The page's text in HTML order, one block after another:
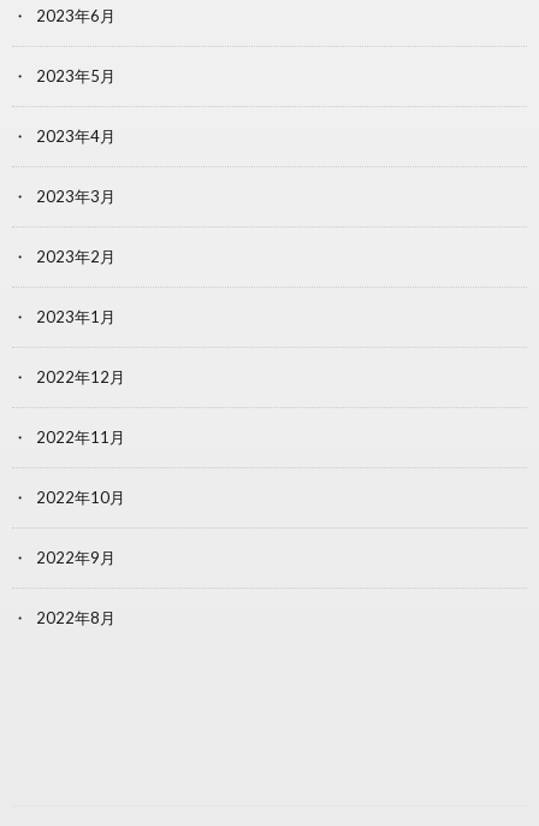
2023年6月
2023年5月
2023年4月
2023年3月
2023年2月
2023年1月
2022年12月
2022年11月
2022年10月
2022年9月
2022年8月